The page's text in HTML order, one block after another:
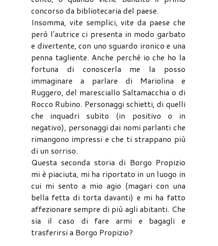
concorso da bibliotecaria del paese.
Insomma, vite semplici, vite da paese che
però l'autrice ci presenta in modo garbato
e divertente, con uno sguardo ironico e una
penna tagliente. Anche perchè io che ho la
fortuna di conoscerla me la posso
immaginare a parlare di Mariolina e
Ruggero, del maresciallo Saltamacchia o di
Rocco Rubino. Personaggi schietti, di quelli
che inquadri subito (in positivo o in
negativo), personaggi dai nomi parlanti che
rimangono impressi e che ti strappano più
di un sorriso.
Questa seconda storia di Borgo Propizio
mi è piaciuta, mi ha riportato in un luogo in
cui mi sento a mio agio (magari con una
bella fetta di torta davanti) e mi ha fatto
affezionare sempre di più agli abitanti. Che
sia il caso di fare armi e bagagli e
trasferirsi a Borgo Propizio?